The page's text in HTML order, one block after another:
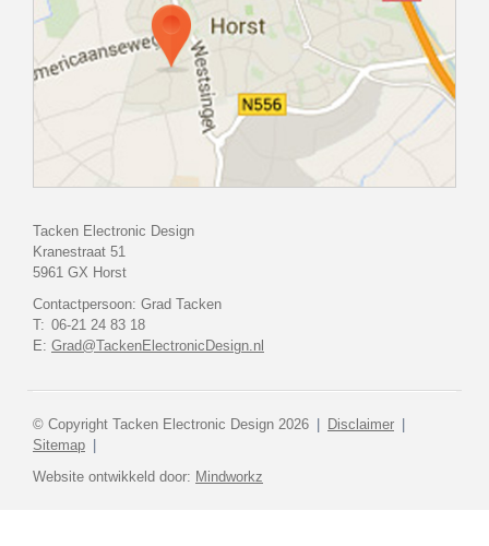
Tacken Electronic Design
Kranestraat 51
5961 GX Horst
Contactpersoon: Grad Tacken
T: 06-21 24 83 18
E: Grad@TackenElectronicDesign.nl
© Copyright Tacken Electronic Design 2026
Disclaimer
Sitemap
Website ontwikkeld door: Mindworkz